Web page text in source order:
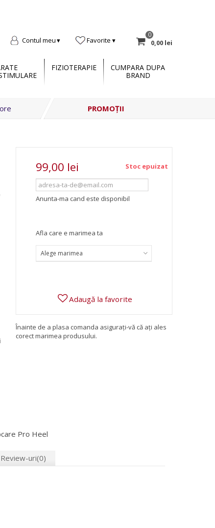
Contul meu Favorite
0
0,00 lei
FIZIOTERAPIE
CUMPARA DUPA
BRAND
PROMOȚII
99,00 lei Stoc epuizat
Anunta-ma cand este disponibil
Afla care e marimea ta
Alege marimea
Adaugă la favorite
Înainte de a plasa comanda asigurați-vă că ați ales
corect marimea produsului.
Pro Heel
Review-uri(0)